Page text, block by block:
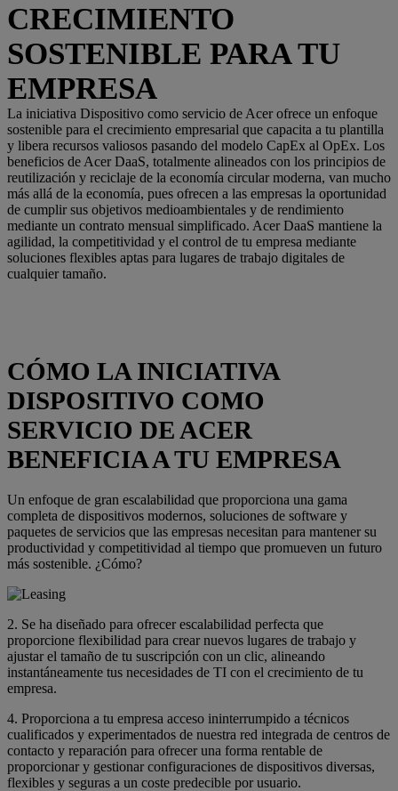
CRECIMIENTO
SOSTENIBLE PARA TU
EMPRESA
La iniciativa Dispositivo como servicio de Acer ofrece un enfoque
sostenible para el crecimiento empresarial que capacita a tu plantilla
y libera recursos valiosos pasando del modelo CapEx al OpEx. Los
beneficios de Acer DaaS, totalmente alineados con los principios de
reutilización y reciclaje de la economía circular moderna, van mucho
más allá de la economía, pues ofrecen a las empresas la oportunidad
de cumplir sus objetivos medioambientales y de rendimiento
mediante un contrato mensual simplificado. Acer DaaS mantiene la
agilidad, la competitividad y el control de tu empresa mediante
soluciones flexibles aptas para lugares de trabajo digitales de
cualquier tamaño.
CÓMO LA INICIATIVA
DISPOSITIVO COMO
SERVICIO DE ACER
BENEFICIA A TU EMPRESA
Un enfoque de gran escalabilidad que proporciona una gama
completa de dispositivos modernos, soluciones de software y
paquetes de servicios que las empresas necesitan para mantener su
productividad y competitividad al tiempo que promueven un futuro
más sostenible. ¿Cómo?
2. Se ha diseñado para ofrecer escalabilidad perfecta que
proporcione flexibilidad para crear nuevos lugares de trabajo y
ajustar el tamaño de tu suscripción con un clic, alineando
instantáneamente tus necesidades de TI con el crecimiento de tu
empresa.
4. Proporciona a tu empresa acceso ininterrumpido a técnicos
cualificados y experimentados de nuestra red integrada de centros de
contacto y reparación para ofrecer una forma rentable de
proporcionar y gestionar configuraciones de dispositivos diversas,
flexibles y seguras a un coste predecible por usuario.